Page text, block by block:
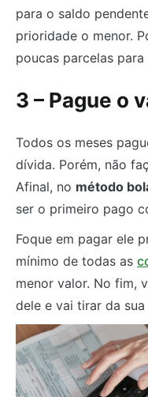
para o saldo
prioridade o menor.
poucas parcelas para
3 – Pague o
Todos os meses
dívida. Porém, não
Afinal, no método
ser o primeiro pago
Foque em pagar ele
mínimo de todas as
menor valor. No fim,
dele e vai tirar da